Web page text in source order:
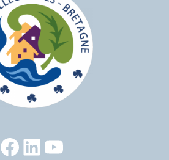
Facebook
LinkedIn
YouTube